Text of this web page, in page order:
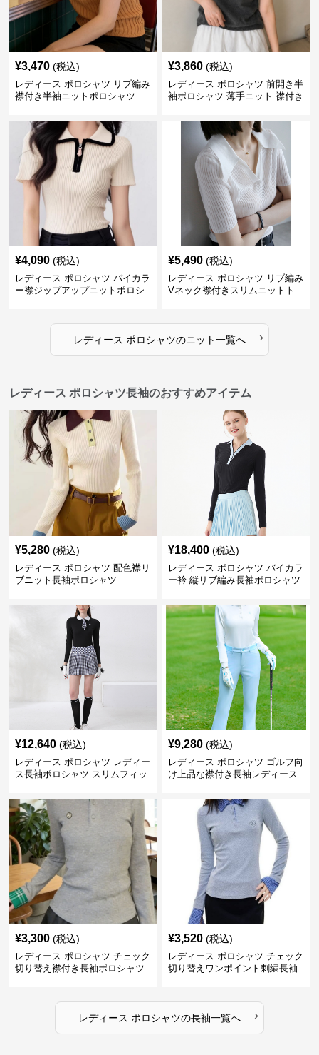
¥3,470 (税込)
レディース ポロシャツ リブ編み
襟付き半袖ニットポロシャツ
¥3,860 (税込)
レディース ポロシャツ 前開き半
袖ポロシャツ 薄手ニット 襟付き
¥4,090 (税込)
レディース ポロシャツ バイカラ
ー襟ジップアップニットポロシ
¥5,490 (税込)
レディース ポロシャツ リブ編み
Vネック襟付きスリムニットト
レディース ポロシャツのニット一覧へ ›
レディース ポロシャツ長袖のおすすめアイテム
¥5,280 (税込)
レディース ポロシャツ 配色襟リ
ブニット長袖ポロシャツ
¥18,400 (税込)
レディース ポロシャツ バイカラ
ー衿 縦リブ編み長袖ポロシャツ
¥12,640 (税込)
レディース ポロシャツ レディー
ス長袖ポロシャツ スリムフィッ
¥9,280 (税込)
レディース ポロシャツ ゴルフ向
け上品な襟付き長袖レディース
¥3,300 (税込)
レディース ポロシャツ チェック
切り替え襟付き長袖ポロシャツ
¥3,520 (税込)
レディース ポロシャツ チェック
切り替えワンポイント刺繍長袖
レディース ポロシャツの長袖一覧へ ›